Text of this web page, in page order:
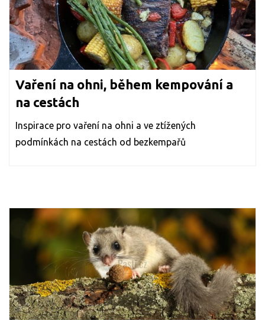
Vaření na ohni, během kempování a
na cestách
Inspirace pro vaření na ohni a ve ztížených
podmínkách na cestách od bezkempařů